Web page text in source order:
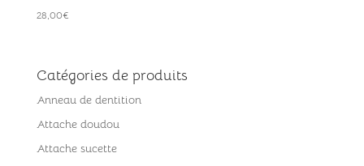
28,00€
Catégories de produits
Anneau de dentition
Attache doudou
Attache sucette